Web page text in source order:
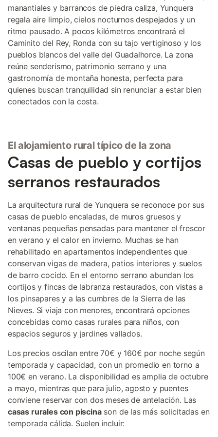
manantiales y barrancos de piedra caliza, Yunquera
regala aire limpio, cielos nocturnos despejados y un
ritmo pausado. A pocos kilómetros encontrará el
Caminito del Rey, Ronda con su tajo vertiginoso y los
pueblos blancos del valle del Guadalhorce. La zona
reúne senderismo, patrimonio serrano y una
gastronomía de montaña honesta, perfecta para
quienes buscan tranquilidad sin renunciar a estar bien
conectados con la costa.
El alojamiento rural típico de la zona
Casas de pueblo y cortijos
serranos restaurados
La arquitectura rural de Yunquera se reconoce por sus
casas de pueblo encaladas, de muros gruesos y
ventanas pequeñas pensadas para mantener el frescor
en verano y el calor en invierno. Muchas se han
rehabilitado en apartamentos independientes que
conservan vigas de madera, patios interiores y suelos
de barro cocido. En el entorno serrano abundan los
cortijos y fincas de labranza restaurados, con vistas a
los pinsapares y a las cumbres de la Sierra de las
Nieves. Si viaja con menores, encontrará opciones
concebidas como casas rurales para niños, con
espacios seguros y jardines vallados.
Los precios oscilan entre 70€ y 160€ por noche según
temporada y capacidad, con un promedio en torno a
100€ en verano. La disponibilidad es amplia de octubre
a mayo, mientras que para julio, agosto y puentes
conviene reservar con dos meses de antelación. Las
casas rurales con piscinason de las más solicitadas en
temporada cálida. Suelen incluir: